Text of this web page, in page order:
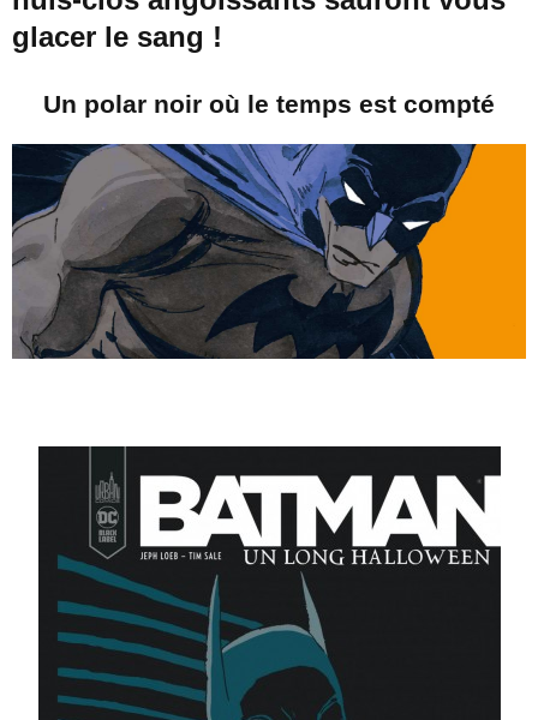
glacer le sang !
Un polar noir où le temps est compté